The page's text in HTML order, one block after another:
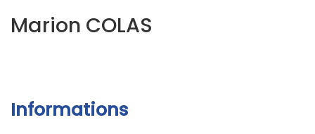
Marion COLAS
Informations